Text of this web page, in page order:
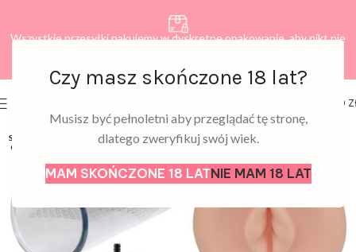
Czy masz skończone 18 lat?
Musisz być pełnoletni aby przeglądać tę stronę,
dlatego zweryfikuj swój wiek.
MAM SKOŃCZONE 18 LATNIE MAM 18 LAT
Wszystkie przesyłki pakujemy w dyskretne opakowanie, aby nikt nie
0,00
SOLD
OUT